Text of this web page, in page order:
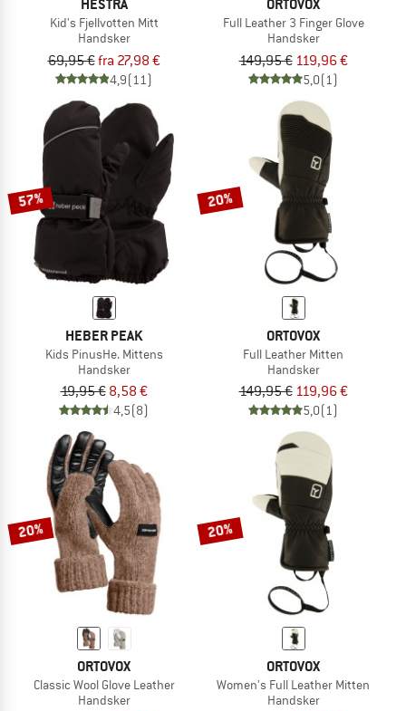
HESTRA
Kid's Fjellvotten Mitt
Handsker
69,95 €fra 27,98 €
4,9(11)
ORTOVOX
Full Leather 3 Finger Glove
Handsker
149,95 € 119,96 €
5,0(1)
57%
HEBER PEAK
Kids PinusHe. Mittens
Handsker
19,95 € 8,58 €
4,5(8)
20%
ORTOVOX
Full Leather Mitten
Handsker
149,95 € 119,96 €
5,0(1)
20%
ORTOVOX
Classic Wool Glove Leather
Handsker
20%
ORTOVOX
Women's Full Leather Mitten
Handsker